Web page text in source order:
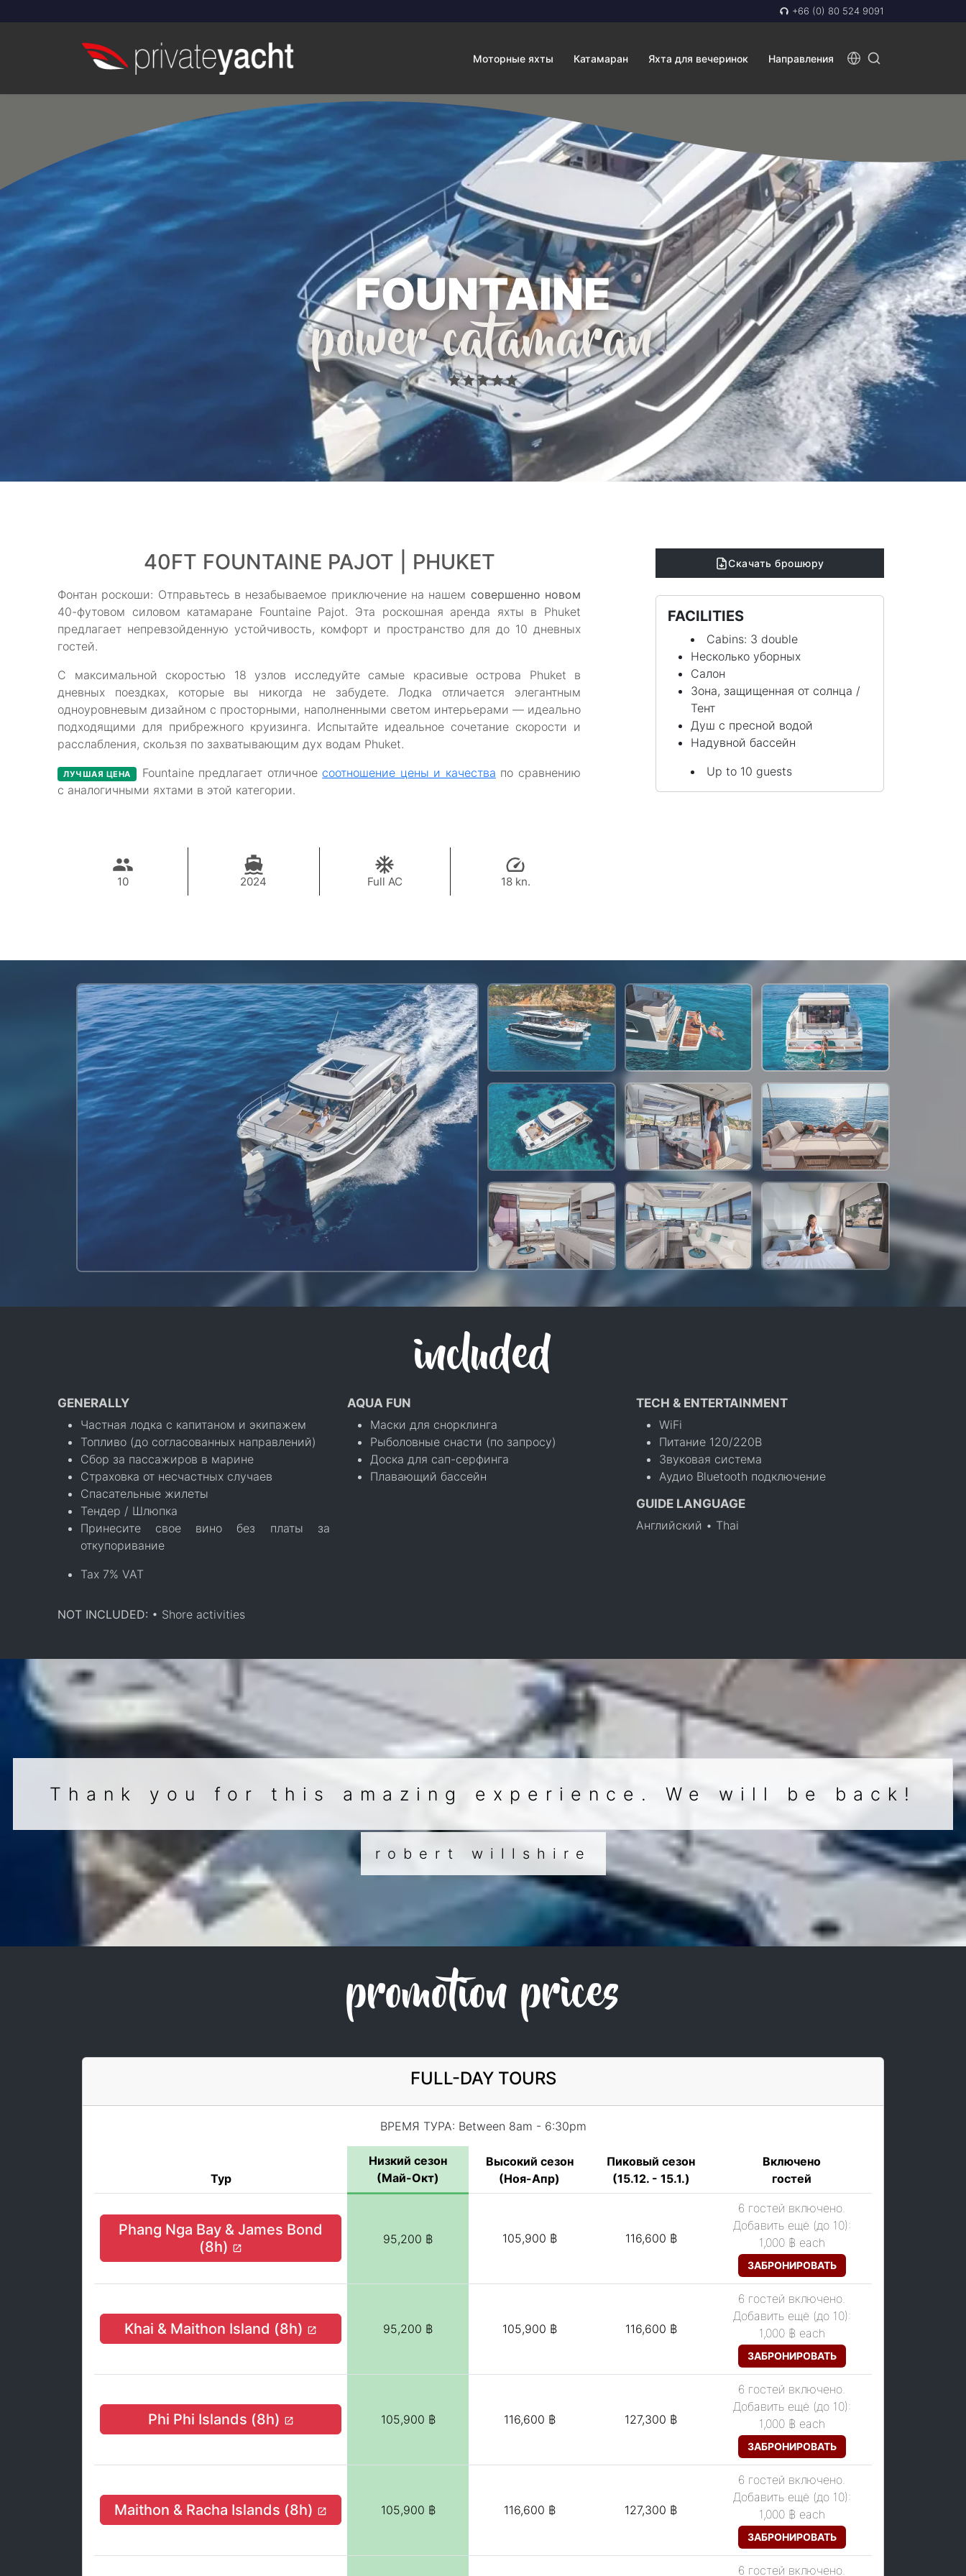
+66 (0) 80 524 9091
Моторные яхты Катамаран Яхта для вечеринок Направления
FOUNTAINE
power catamaran
40FT FOUNTAINE PAJOT | PHUKET
Фонтан роскоши: Отправьтесь в незабываемое приключение на нашем совершенно новом
40-футовом силовом катамаране Fountaine Pajot. Эта роскошная аренда яхты в Phuket
предлагает непревзойденную устойчивость, комфорт и пространство для до 10 дневных
гостей.
С максимальной скоростью 18 узлов исследуйте самые красивые острова Phuket в
дневных поездках, которые вы никогда не забудете. Лодка отличается элегантным
одноуровневым дизайном с просторными, наполненными светом интерьерами — идеально
подходящими для прибрежного круизинга. Испытайте идеальное сочетание скорости и
расслабления, скользя по захватывающим дух водам Phuket.
ЛУЧШАЯ ЦЕНА Fountaine предлагает отличное соотношение цены и качества по сравнению
с аналогичными яхтами в этой категории.
10 2024 Full AC 18 kn.
95,200 THB
Скачать брошюру
FACILITIES
Cabins: 3 double
Несколько уборных
Салон
Зона, защищенная от солнца /
Тент
Душ с пресной водой
Надувной бассейн
Up to 10 guests
included
GENERALLY
Частная лодка с капитаном и экипажем
Топливо (до согласованных направлений)
Сбор за пассажиров в марине
Страховка от несчастных случаев
Спасательные жилеты
Тендер / Шлюпка
Принесите свое вино без платы за
откупоривание
Tax 7% VAT
AQUA FUN
Маски для снорклинга
Рыболовные снасти (по запросу)
Доска для сап-серфинга
Плавающий бассейн
TECH & ENTERTAINMENT
WiFi
Питание 120/220В
Звуковая система
Аудио Bluetooth подключение
GUIDE LANGUAGE
Английский • Thai
NOT INCLUDED: • Shore activities
Thank you for this amazing experience. We will be back!
robert willshire
promotion prices
FULL-DAY TOURS
ВРЕМЯ ТУРА: Between 8am - 6:30pm
Тур
Низкий сезон
(Май-Окт)
Высокий сезон
(Ноя-Апр)
Пиковый сезон
(15.12. - 15.1.)
Включено
гостей
Phang Nga Bay & James Bond
(8h)
95,200 ฿ 105,900 ฿ 116,600 ฿
6 гостей включено.
Добавить ещё (до 10):
1,000 ฿ each
ЗАБРОНИРОВАТЬ
Khai & Maithon Island (8h) 95,200 ฿ 105,900 ฿ 116,600 ฿
6 гостей включено.
Добавить ещё (до 10):
1,000 ฿ each
ЗАБРОНИРОВАТЬ
Phi Phi Islands (8h) 105,900 ฿ 116,600 ฿ 127,300 ฿
6 гостей включено.
Добавить ещё (до 10):
1,000 ฿ each
ЗАБРОНИРОВАТЬ
Maithon & Racha Islands (8h) 105,900 ฿ 116,600 ฿ 127,300 ฿
6 гостей включено.
Добавить ещё (до 10):
1,000 ฿ each
ЗАБРОНИРОВАТЬ
6 гостей включено.